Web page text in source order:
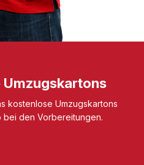
Umzugskartons
kostenlose Umzugskartons
bei den Vorbereitungen.